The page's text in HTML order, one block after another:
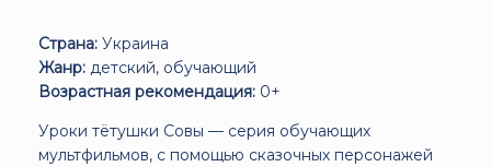
Страна: Украина
Жанр: детский, обучающий
Возрастная рекомендация: 0+
Уроки тётушки Совы — серия обучающих
мультфильмов, с помощью сказочных персонажей